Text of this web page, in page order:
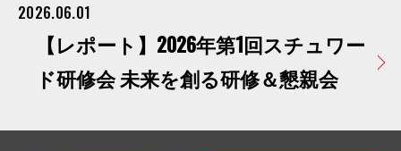
2026.06.01
【レポート】2026年第1回スチュワー
ド研修会 未来を創る研修＆懇親会